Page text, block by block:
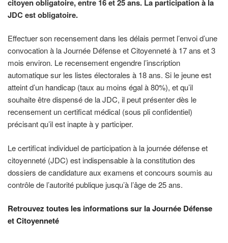
citoyen obligatoire, entre 16 et 25 ans. La participation à la
JDC est obligatoire.
Effectuer son recensement dans les délais permet l’envoi d’une
convocation à la Journée Défense et Citoyenneté à 17 ans et 3
mois environ. Le recensement engendre l’inscription
automatique sur les listes électorales à 18 ans. Si le jeune est
atteint d’un handicap (taux au moins égal à 80%), et qu’il
souhaite être dispensé de la JDC, il peut présenter dès le
recensement un certificat médical (sous pli confidentiel)
précisant qu’il est inapte à y participer.
Le certificat individuel de participation à la journée défense et
citoyenneté (JDC) est indispensable à la constitution des
dossiers de candidature aux examens et concours soumis au
contrôle de l’autorité publique jusqu’à l’âge de 25 ans.
Retrouvez toutes les informations sur la Journée Défense
et Citoyenneté